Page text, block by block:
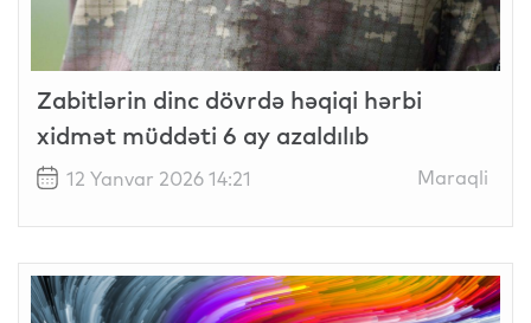
Zabitlərin dinc dövrdə həqiqi hərbi
xidmət müddəti 6 ay azaldılıb
12 Yanvar 2026 14:21 Maraqli